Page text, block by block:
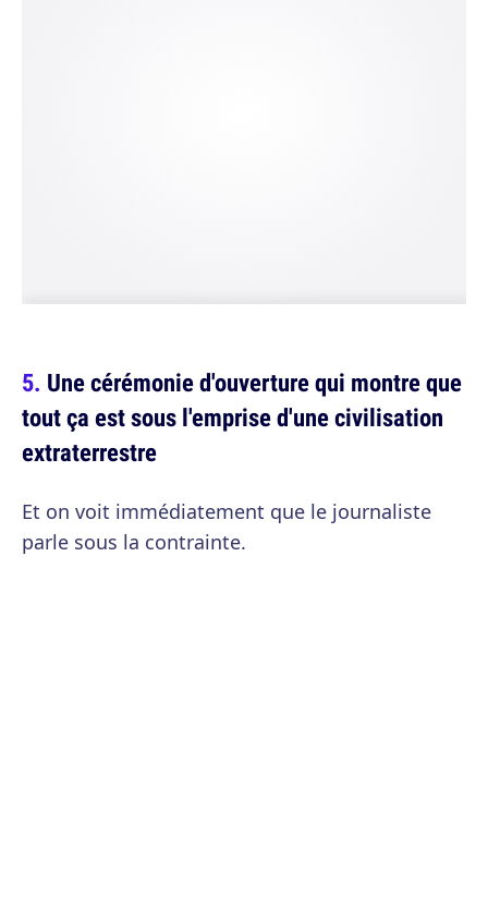
Une cérémonie d'ouverture qui montre que
tout ça est sous l'emprise d'une civilisation
extraterrestre
Et on voit immédiatement que le journaliste
parle sous la contrainte.